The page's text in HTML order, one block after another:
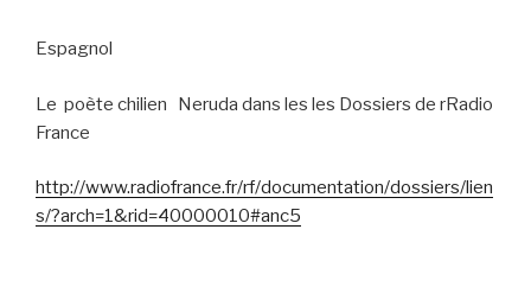
Espagnol
Le poète chilien
Neruda dans les les Dossiers de rRadio
France
http://www.radiofrance.fr/rf/documentation/dossiers/lien
s/?arch=1&rid=40000010#anc5